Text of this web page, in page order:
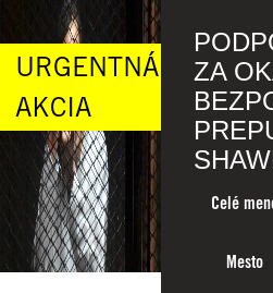
URGENTNÁ
AKCIA
ZA
Celé
Mesto